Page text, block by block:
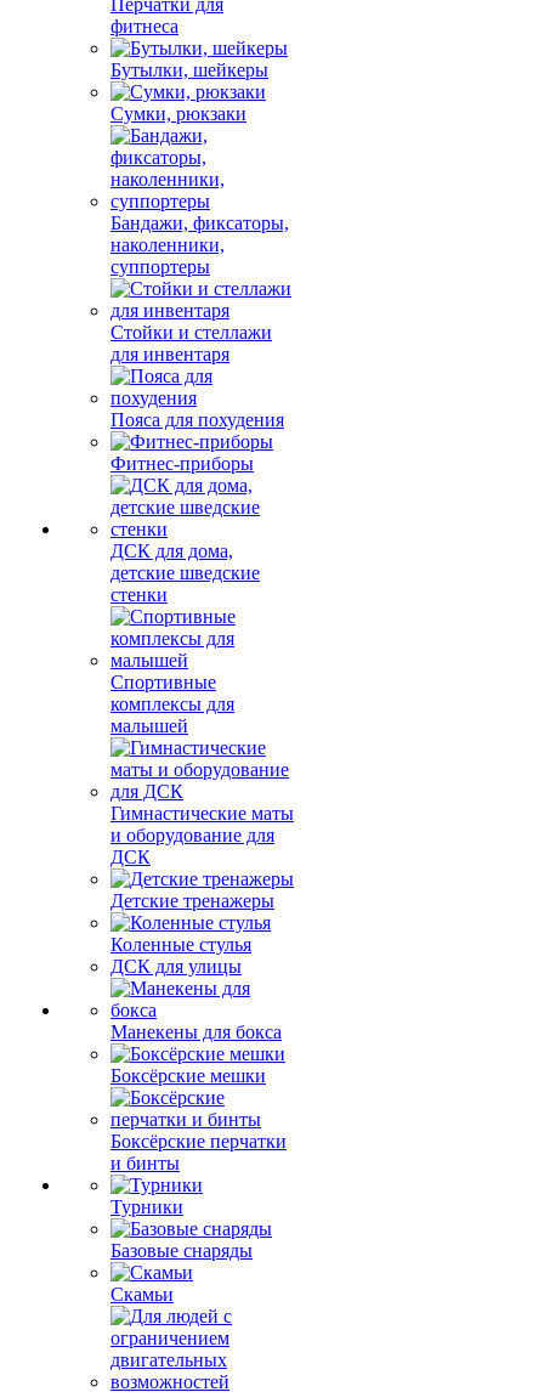
Перчатки для
фитнеса
Бутылки, шейкеры
Сумки, рюкзаки
Бандажи, фиксаторы,
наколенники,
суппортеры
Стойки и стеллажи
для инвентаря
Пояса для похудения
Фитнес-приборы
ДСК для дома,
детские шведские
стенки
Спортивные
комплексы для
малышей
Гимнастические маты
и оборудование для
ДСК
Детские тренажеры
Коленные стулья
ДСК для улицы
Манекены для бокса
Боксёрские мешки
Боксёрские перчатки
и бинты
Турники
Базовые снаряды
Скамьи